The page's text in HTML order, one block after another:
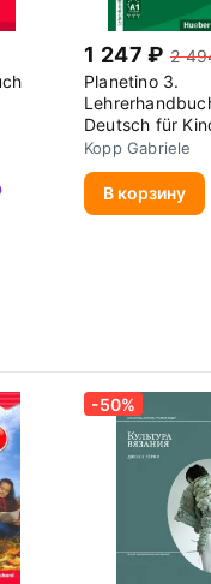
1 247
2
Planetino 3.
Deutsch für
Deutsch als
Fremdsprache
Kopp Gabriele
В корзину
-50%